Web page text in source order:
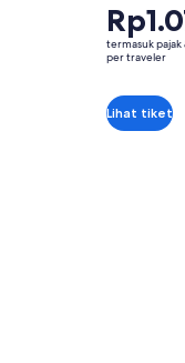
Harga
per
termasuk pajak
per traveler
Lihat tiket